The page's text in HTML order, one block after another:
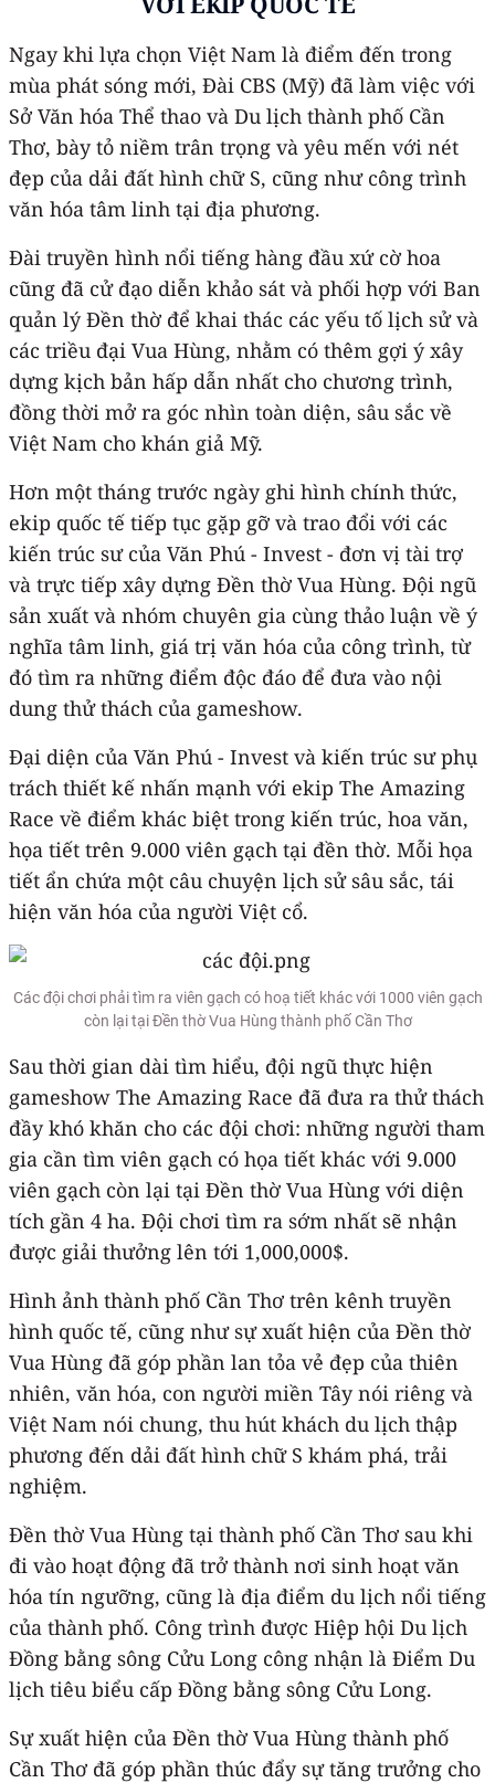
Ngay khi lựa chọn Việt Nam là điểm đến trong
mùa phát sóng mới, Đài CBS (Mỹ) đã làm việc với
Sở Văn hóa Thể thao và Du lịch thành phố Cần
Thơ, bày tỏ niềm trân trọng và yêu mến với nét
đẹp của dải đất hình chữ S, cũng như công trình
văn hóa tâm linh tại địa phương.
Đài truyền hình nổi tiếng hàng đầu xứ cờ hoa
cũng đã cử đạo diễn khảo sát và phối hợp với Ban
quản lý Đền thờ để khai thác các yếu tố lịch sử và
các triều đại Vua Hùng, nhằm có thêm gợi ý xây
dựng kịch bản hấp dẫn nhất cho chương trình,
đồng thời mở ra góc nhìn toàn diện, sâu sắc về
Việt Nam cho khán giả Mỹ.
Hơn một tháng trước ngày ghi hình chính thức,
ekip quốc tế tiếp tục gặp gỡ và trao đổi với các
kiến trúc sư của Văn Phú - Invest - đơn vị tài trợ
và trực tiếp xây dựng Đền thờ Vua Hùng. Đội ngũ
sản xuất và nhóm chuyên gia cùng thảo luận về ý
nghĩa tâm linh, giá trị văn hóa của công trình, từ
đó tìm ra những điểm độc đáo để đưa vào nội
dung thử thách của gameshow.
Đại diện của Văn Phú - Invest và kiến trúc sư phụ
trách thiết kế nhấn mạnh với ekip The Amazing
Race về điểm khác biệt trong kiến trúc, hoa văn,
họa tiết trên 9.000 viên gạch tại đền thờ. Mỗi họa
tiết ẩn chứa một câu chuyện lịch sử sâu sắc, tái
hiện văn hóa của người Việt cổ.
Các đội chơi phải tìm ra viên gạch có hoạ tiết khác với 1000 viên gạch
còn lại tại Đền thờ Vua Hùng thành phố Cần Thơ
Sau thời gian dài tìm hiểu, đội ngũ thực hiện
gameshow The Amazing Race đã đưa ra thử thách
đầy khó khăn cho các đội chơi: những người tham
gia cần tìm viên gạch có họa tiết khác với 9.000
viên gạch còn lại tại Đền thờ Vua Hùng với diện
tích gần 4 ha. Đội chơi tìm ra sớm nhất sẽ nhận
được giải thưởng lên tới 1,000,000$.
Hình ảnh thành phố Cần Thơ trên kênh truyền
hình quốc tế, cũng như sự xuất hiện của Đền thờ
Vua Hùng đã góp phần lan tỏa vẻ đẹp của thiên
nhiên, văn hóa, con người miền Tây nói riêng và
Việt Nam nói chung, thu hút khách du lịch thập
phương đến dải đất hình chữ S khám phá, trải
nghiệm.
Đền thờ Vua Hùng tại thành phố Cần Thơ sau khi
đi vào hoạt động đã trở thành nơi sinh hoạt văn
hóa tín ngưỡng, cũng là địa điểm du lịch nổi tiếng
của thành phố. Công trình được Hiệp hội Du lịch
Đồng bằng sông Cửu Long công nhận là Điểm Du
lịch tiêu biểu cấp Đồng bằng sông Cửu Long.
Sự xuất hiện của Đền thờ Vua Hùng thành phố
Cần Thơ đã góp phần thúc đẩy sự tăng trưởng cho